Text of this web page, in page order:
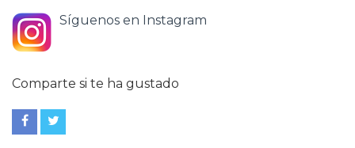
Síguenos en Instagram
Comparte si te ha gustado